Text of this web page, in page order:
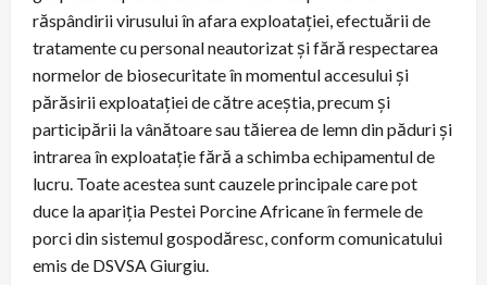
răspândirii virusului în afara exploatației, efectuării de
tratamente cu personal neautorizat și fără respectarea
normelor de biosecuritate în momentul accesului și
părăsirii exploatației de către aceștia, precum și
participării la vânătoare sau tăierea de lemn din păduri și
intrarea în exploatație fără a schimba echipamentul de
lucru. Toate acestea sunt cauzele principale care pot
duce la apariția Pestei Porcine Africane în fermele de
porci din sistemul gospodăresc, conform comunicatului
emis de DSVSA Giurgiu.